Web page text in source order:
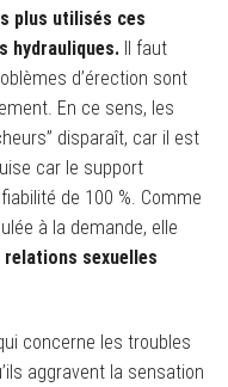
plus utilisés ces
hydrauliques. Il faut
d’érection sont
En ce sens, les
disparaît, car il est
car le support
de 100 %. Comme
à la demande, elle
relations sexuelles
concerne les troubles
aggravent la sensation